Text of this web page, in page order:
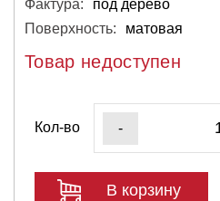
Фактура:
под дерево
Поверхность:
матовая
Товар недоступен
Кол-во -
В корзину